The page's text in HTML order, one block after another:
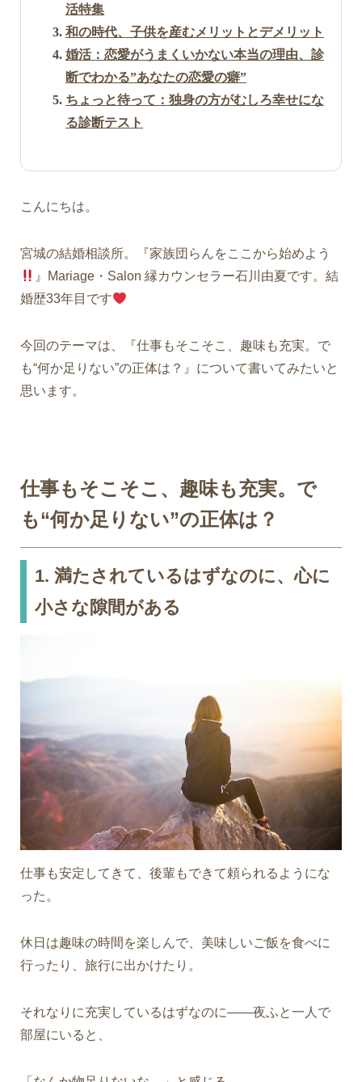
活特集
和の時代、子供を産むメリットとデメリット
婚活：恋愛がうまくいかない本当の理由、診
断でわかる”あなたの恋愛の癖”
ちょっと待って：独身の方がむしろ幸せにな
る診断テスト
こんにちは。
宮城の結婚相談所。『家族団らんをここから始めよう
』Mariage・Salon 縁カウンセラー石川由夏です。結
婚歴33年目です
今回のテーマは、『仕事もそこそこ、趣味も充実。で
も“何か足りない”の正体は？』について書いてみたいと
思います。
仕事もそこそこ、趣味も充実。で
も“何か足りない”の正体は？
1. 満たされているはずなのに、心に
小さな隙間がある
仕事も安定してきて、後輩もできて頼られるようにな
った。
休日は趣味の時間を楽しんで、美味しいご飯を食べに
行ったり、旅行に出かけたり。
それなりに充実しているはずなのに――夜ふと一人で
部屋にいると、